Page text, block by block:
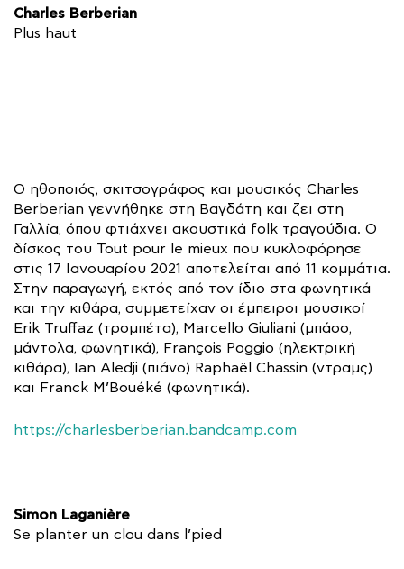
Charles Berberian
Plus haut
Ο ηθοποιός, σκιτσογράφος και μουσικός Charles
Berberian γεννήθηκε στη Βαγδάτη και ζει στη
Γαλλία, όπου φτιάχνει ακουστικά folk τραγούδια. Ο
δίσκος του Tout pour le mieux που κυκλοφόρησε
στις 17 Ιανουαρίου 2021 αποτελείται από 11 κομμάτια.
Στην παραγωγή, εκτός από τον ίδιο στα φωνητικά
και την κιθάρα, συμμετείχαν οι έμπειροι μουσικοί
Erik Truffaz (τρομπέτα), Marcello Giuliani (μπάσο,
μάντολα, φωνητικά), François Poggio (ηλεκτρική
κιθάρα), Ian Aledji (πιάνο) Raphaël Chassin (ντραμς)
και Franck M’Bouéké (φωνητικά).
https://charlesberberian.bandcamp.com
Simon Laganière
Se planter un clou dans l’pied